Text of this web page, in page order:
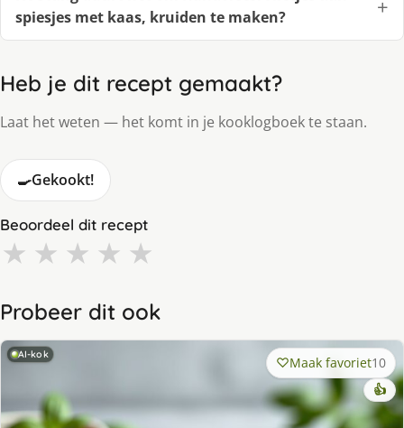
spiesjes met kaas, kruiden te maken?
Heb je dit recept gemaakt?
Laat het weten — het komt in je kooklogboek te staan.
🍳Gekookt!
Beoordeel dit recept
★ ★ ★ ★ ★
Probeer dit ook
AI-kok Maak favoriet10
👍